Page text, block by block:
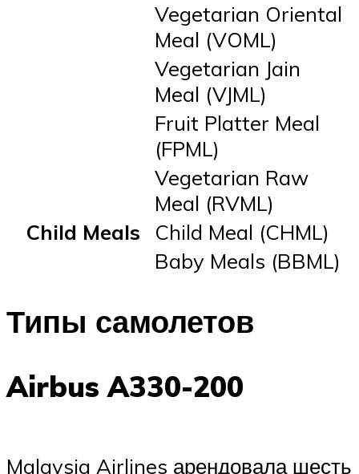
Vegetarian Oriental
Meal (VOML)
Vegetarian Jain
Meal (VJML)
Fruit Platter Meal
(FPML)
Vegetarian Raw
Meal (RVML)
Child Meals
Child Meal (CHML)
Baby Meals (BBML)
Типы самолетов
Airbus A330-200
Malaysia Airlines арендовала шесть